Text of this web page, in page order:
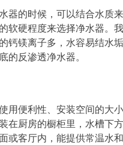
器的时候，可以结合水质来
软硬程度来选择净水器。
钙镁离子多，水容易结水
的反渗透净水器。
用便利性、安装空间的大
在厨房的橱柜里，水槽下
或客厅内，能提供常温水